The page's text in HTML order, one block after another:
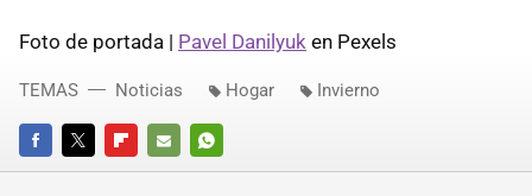
Foto de portada | Pavel Danilyuk en Pexels
FACEBOOKTWITTERFLIPBOARD
E-
WHATSAPP
TEMAS Noticias Hogar Invierno